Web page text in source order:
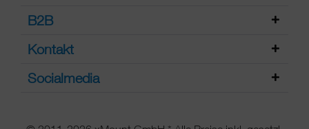
B2B
Kontakt
Socialmedia